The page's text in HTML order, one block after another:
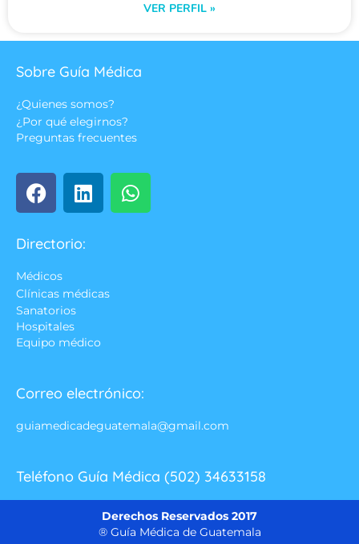
VER PERFIL »
Sobre Guía Médica
¿Quienes somos?
¿Por qué elegirnos?
Preguntas frecuentes
Directorio:
Médicos
Clínicas médicas
Sanatorios
Hospitales
Equipo médico
Correo electrónico:
guiamedicadeguatemala@gmail.com
Teléfono Guía Médica (502) 34633158
Derechos Reservados 2017
® Guía Médica de Guatemala